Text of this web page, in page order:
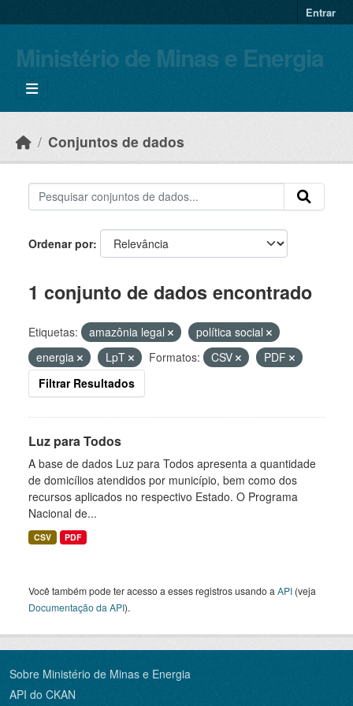
Entrar
Ministério de Minas e Energia
Conjuntos de dados
Ordenar por
1 conjunto de dados encontrado
Etiquetas: amazônia legal
política social
energia
LpT Formatos: CSV
PDF
Filtrar Resultados
Luz para Todos
A base de dados Luz para Todos apresenta a quantidade
de domicílios atendidos por município, bem como dos
recursos aplicados no respectivo Estado. O Programa
Nacional de...
CSV PDF
Você também pode ter acesso a esses registros usando a API (veja
Documentação da API).
Sobre Ministério de Minas e Energia
API do CKAN